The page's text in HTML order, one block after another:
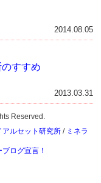
2014.08.05
すすめ
2013.03.31
Reserved.
アルセット研究所 / ミネラ
ブログ宣言！